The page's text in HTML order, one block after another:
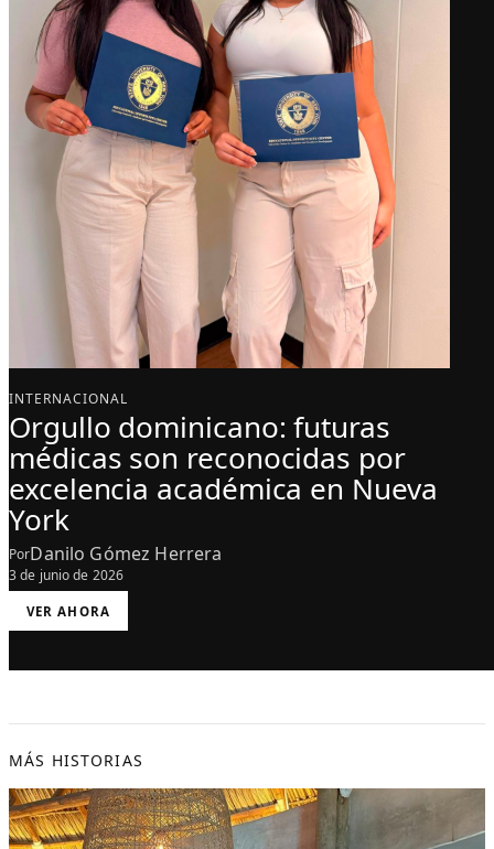
INTERNACIONAL
Orgullo dominicano: futuras
médicas son reconocidas por
excelencia académica en Nueva
York
PorDanilo Gómez Herrera
3 de junio de 2026
VER AHORA
:
O
R
L
N
I
A
N
O
:
F
MÁS HISTORIAS